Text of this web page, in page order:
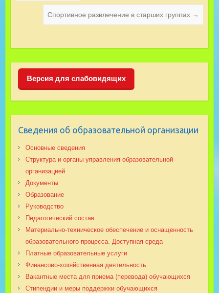
Спортивное развлечение в старших группах →
Версия для слабовидящих
Сведения об образовательной организации
Основные сведения
Структура и органы управления образовательной
организацией
Документы
Образование
Руководство
Педагогический состав
Материально-техническое обеспечение и оснащенность
образовательного процесса. Доступная среда
Платные образовательные услуги
Финансово-хозяйственная деятельность
Вакантные места для приема (перевода) обучающихся
Стипендии и меры поддержки обучающихся